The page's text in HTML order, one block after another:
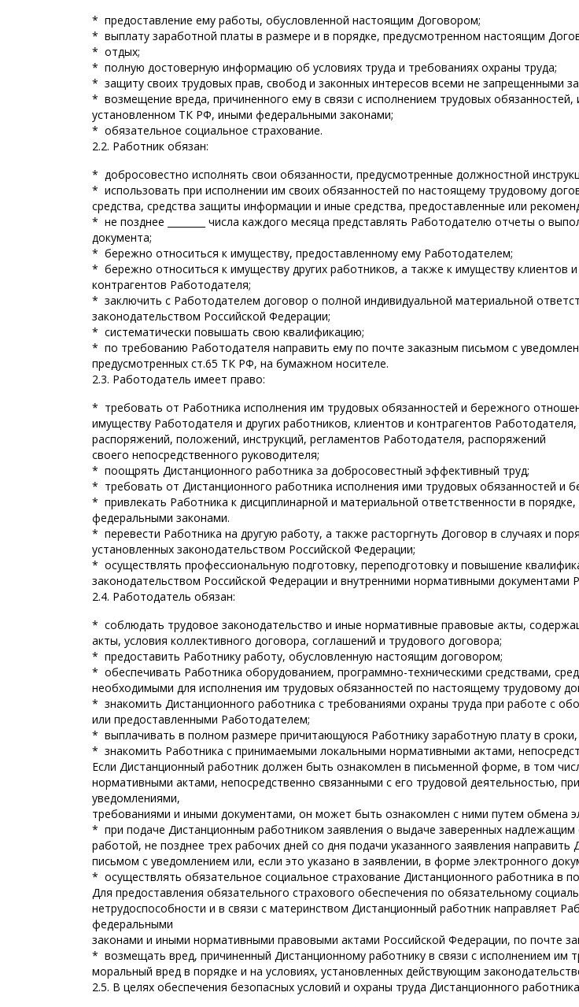
* предоставление ему работы, обусловленной настоящим Договором;
* выплату заработной платы в размере и в порядке, предусмотренном настоящим
* отдых;
* полную достоверную информацию об условиях труда и требованиях охраны труда;
* защиту своих трудовых прав, свобод и законных интересов всеми не запрещенными
* возмещение вреда, причиненного ему в связи с исполнением трудовых
установленном ТК РФ, иными федеральными законами;
* обязательное социальное страхование.
2.2. Работник обязан:
* добросовестно исполнять свои обязанности, предусмотренные должностной
* использовать при исполнении им своих обязанностей по настоящему трудовому
средства, средства защиты информации и иные средства, предоставленные или
* не позднее ________ числа каждого месяца представлять Работодателю отчеты о
документа;
* бережно относиться к имуществу, предоставленному ему Работодателем;
* бережно относиться к имуществу других работников, а также к имуществу клиентов и
контрагентов Работодателя;
* заключить с Работодателем договор о полной индивидуальной материальной
законодательством Российской Федерации;
* систематически повышать свою квалификацию;
* по требованию Работодателя направить ему по почте заказным письмом с
предусмотренных ст.65 ТК РФ, на бумажном носителе.
2.3. Работодатель имеет право:
* требовать от Работника исполнения им трудовых обязанностей и бережного
имуществу Работодателя и других работников, клиентов и контрагентов
распоряжений, положений, инструкций, регламентов Работодателя, распоряжений
своего непосредственного руководителя;
* поощрять Дистанционного работника за добросовестный эффективный труд;
* требовать от Дистанционного работника исполнения ими трудовых обязанностей и
* привлекать Работника к дисциплинарной и материальной ответственности в
федеральными законами.
* перевести Работника на другую работу, а также расторгнуть Договор в случаях и
установленных законодательством Российской Федерации;
* осуществлять профессиональную подготовку, переподготовку и повышение
законодательством Российской Федерации и внутренними нормативными документами
2.4. Работодатель обязан:
* соблюдать трудовое законодательство и иные нормативные правовые акты,
акты, условия коллективного договора, соглашений и трудового договора;
* предоставить Работнику работу, обусловленную настоящим договором;
* обеспечивать Работника оборудованием, программно-техническими средствами,
необходимыми для исполнения им трудовых обязанностей по настоящему трудовому
* знакомить Дистанционного работника с требованиями охраны труда при работе с
или предоставленными Работодателем;
* выплачивать в полном размере причитающуюся Работнику заработную плату в
* знакомить Работника с принимаемыми локальными нормативными актами,
Если Дистанционный работник должен быть ознакомлен в письменной форме, в том
нормативными актами, непосредственно связанными с его трудовой деятельностью,
уведомлениями,
требованиями и иными документами, он может быть ознакомлен с ними путем обмена
* при подаче Дистанционным работником заявления о выдаче заверенных надлежащим
работой, не позднее трех рабочих дней со дня подачи указанного заявления
письмом с уведомлением или, если это указано в заявлении, в форме электронного
* осуществлять обязательное социальное страхование Дистанционного работника в
Для предоставления обязательного страхового обеспечения по обязательному
нетрудоспособности и в связи с материнством Дистанционный работник направляет
федеральными
законами и иными нормативными правовыми актами Российской Федерации, по почте
* возмещать вред, причиненный Дистанционному работнику в связи с исполнением им
моральный вред в порядке и на условиях, установленных действующим
2.5. В целях обеспечения безопасных условий и охраны труда Дистанционного